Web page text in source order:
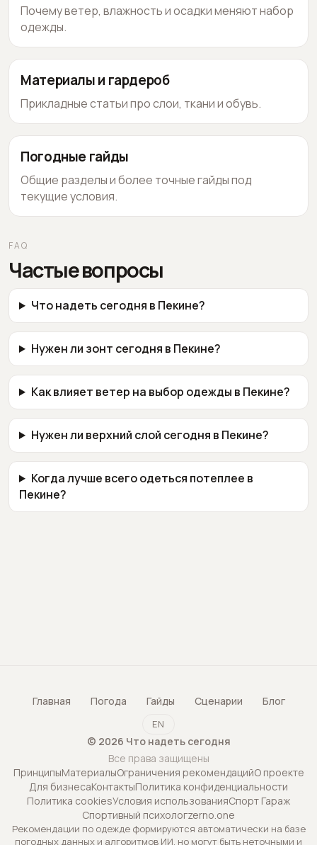
Почему ветер, влажность и осадки меняют набор
одежды.
Материалы и гардероб
Прикладные статьи про слои, ткани и обувь.
Погодные гайды
Общие разделы и более точные гайды под
текущие условия.
FAQ
Частые вопросы
Что надеть сегодня в Пекине?
Нужен ли зонт сегодня в Пекине?
Как влияет ветер на выбор одежды в Пекине?
Нужен ли верхний слой сегодня в Пекине?
Когда лучше всего одеться потеплее в
Пекине?
Главная Погода Гайды Сценарии Блог
EN
© 2026 Что надеть сегодня
Все права защищены
ПринципыМатериалыОграничения рекомендацийО проекте
Для бизнесаКонтактыПолитика конфиденциальности
Политика cookiesУсловия использованияСпорт Гараж
Спортивный психологzerno.one
Рекомендации по одежде формируются автоматически на базе
погодных данных и алгоритмов ИИ, но могут быть неточными и